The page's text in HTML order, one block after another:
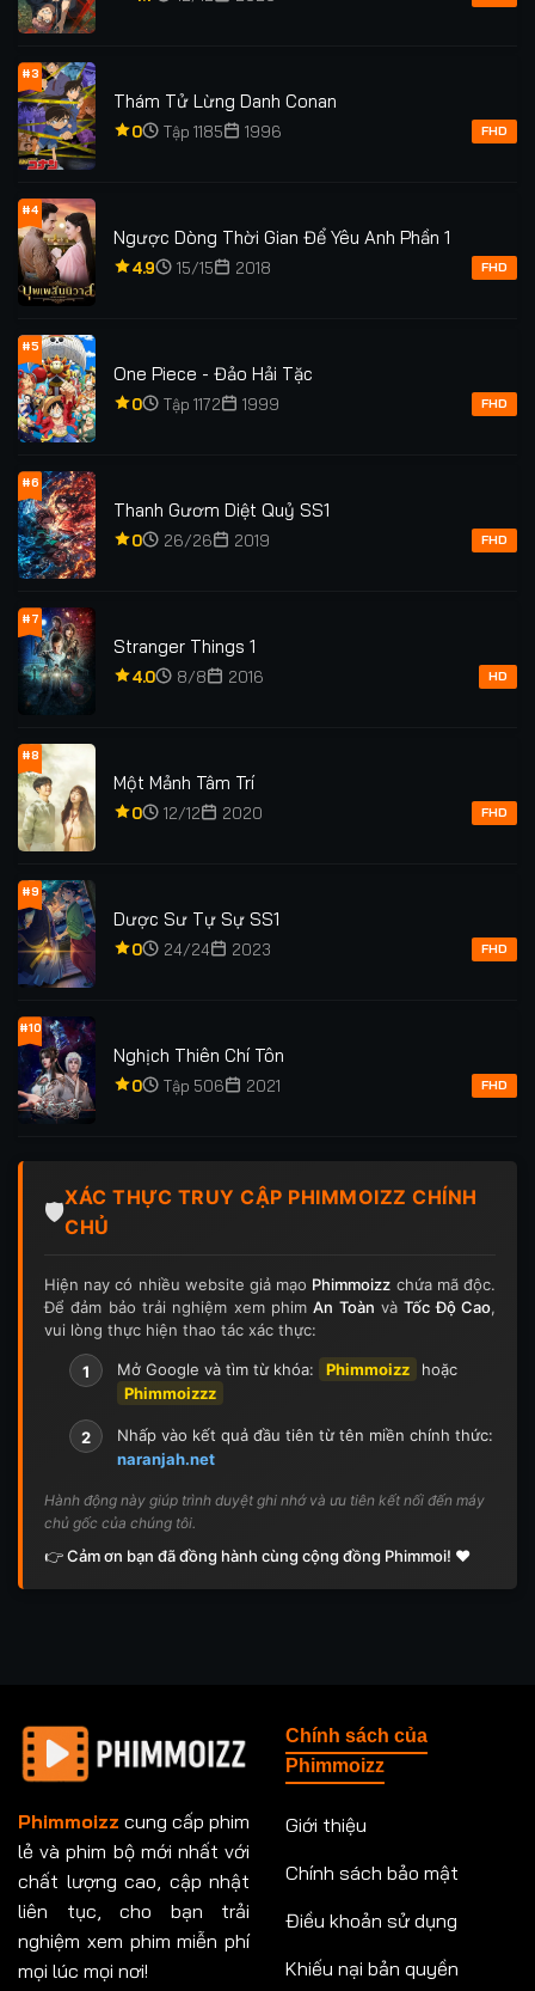
#3
Thám Tử Lừng Danh Conan
0 Tập 1185 1996 FHD
#4
Ngược Dòng Thời Gian Để Yêu Anh Phần 1
4.9 15/15 2018 FHD
#5
One Piece - Đảo Hải Tặc
0 Tập 1172 1999 FHD
#6
Thanh Gươm Diệt Quỷ SS1
0 26/26 2019 FHD
#7
Stranger Things 1
4.0 8/8 2016 HD
#8
Một Mảnh Tâm Trí
0 12/12 2020 FHD
#9
Dược Sư Tự Sự SS1
0 24/24 2023 FHD
#10
Nghịch Thiên Chí Tôn
0 Tập 506 2021 FHD
🛡️
XÁC THỰC TRUY CẬP PHIMMOIZZ CHÍNH
CHỦ
Hiện nay có nhiều website giả mạo Phimmoizz chứa mã độc.
Để đảm bảo trải nghiệm xem phimAn Toàn vàTốc Độ Cao,
vui lòng thực hiện thao tác xác thực:
1 Mở Google và tìm từ khóa: Phimmoizz
hoặc
Phimmoizzz
2
Nhấp vào kết quả đầu tiên từ tên miền chính thức:
naranjah.net
Hành động này giúp trình duyệt ghi nhớ và ưu tiên kết nối đến máy
chủ gốc của chúng tôi.
👉 Cảm ơn bạn đã đồng hành cùng cộng đồng Phimmoi! ❤️
Phimmoizz cung cấp phim
lẻ và phim bộ mới nhất với
chất lượng cao, cập nhật
liên tục, cho bạn trải
nghiệm xem phim miễn phí
mọi lúc mọi nơi!
Chính sách của
Phimmoizz
Giới thiệu
Chính sách bảo mật
Điều khoản sử dụng
Khiếu nại bản quyền